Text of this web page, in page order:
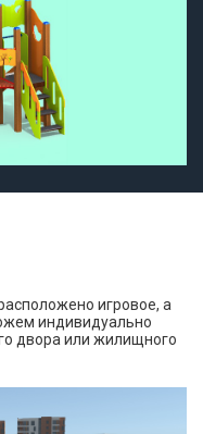
игровое, а
индивидуально
двора или жилищного